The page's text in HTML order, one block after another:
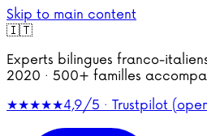
Skip to main content
🇮🇹
Experts bilingues franco-
2020 · 500+ familles
★★★★★4,9/5 · Trustpilot